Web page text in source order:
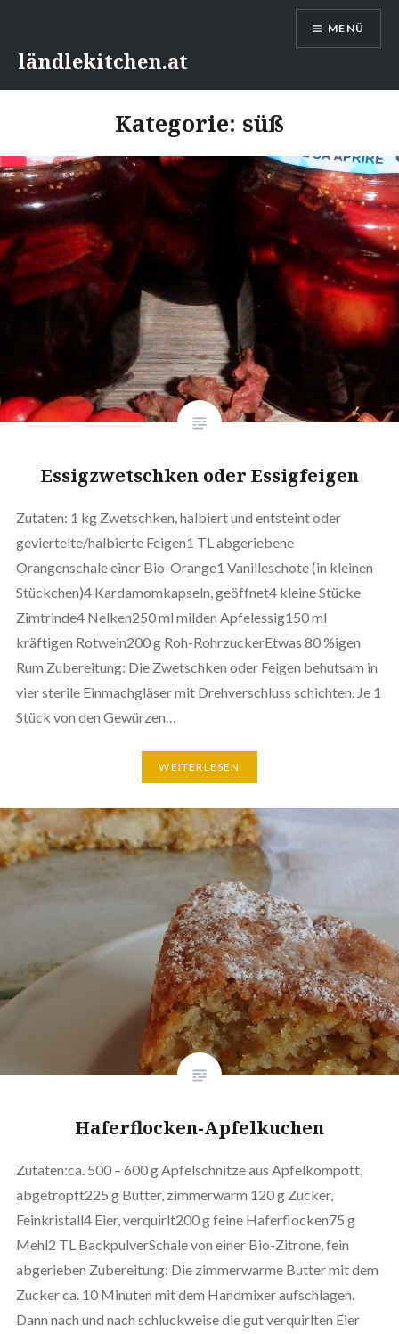
Inhaltländlekitchen.at
MENÜ
Kategorie: süß
Essigzwetschken oder Essigfeigen
Zutaten: 1 kg Zwetschken, halbiert und entsteint oder
geviertelte/halbierte Feigen1 TL abgeriebene
Orangenschale einer Bio-Orange1 Vanilleschote (in kleinen
Stückchen)4 Kardamomkapseln, geöffnet4 kleine Stücke
Zimtrinde4 Nelken250 ml milden Apfelessig150 ml
kräftigen Rotwein200 g Roh-RohrzuckerEtwas 80 %igen
Rum Zubereitung: Die Zwetschken oder Feigen behutsam in
vier sterile Einmachgläser mit Drehverschluss schichten. Je 1
Stück von den Gewürzen…
WEITERLESEN
Haferflocken-Apfelkuchen
Zutaten:ca. 500 – 600 g Apfelschnitze aus Apfelkompott,
abgetropft225 g Butter, zimmerwarm 120 g Zucker,
Feinkristall4 Eier, verquirlt200 g feine Haferflocken75 g
Mehl2 TL BackpulverSchale von einer Bio-Zitrone, fein
abgerieben Zubereitung: Die zimmerwarme Butter mit dem
Zucker ca. 10 Minuten mit dem Handmixer aufschlagen.
Dann nach und nach schluckweise die gut verquirlten Eier